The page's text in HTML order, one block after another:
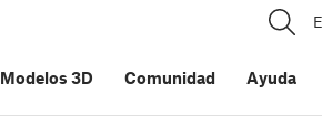
Modelos 3D Comunidad Ayuda